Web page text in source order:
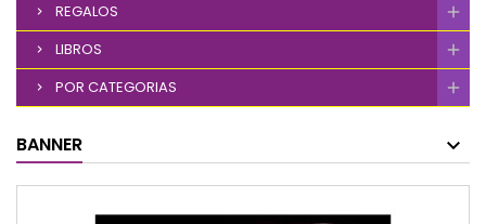
REGALOS
LIBROS
POR CATEGORIAS
BANNER